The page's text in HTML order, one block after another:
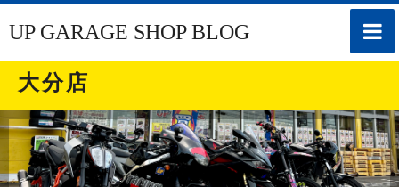
toggle
UP GARAGE SHOP BLOG
大分店